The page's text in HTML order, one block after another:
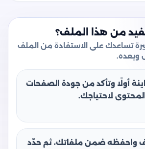
من هذا الملف؟
تساعدك على الاستفادة من الملف
وبعده.
أولًا وتأكد من جودة الصفحات
لاحتياجك.
واحفظه ضمن ملفاتك، ثم حدّد